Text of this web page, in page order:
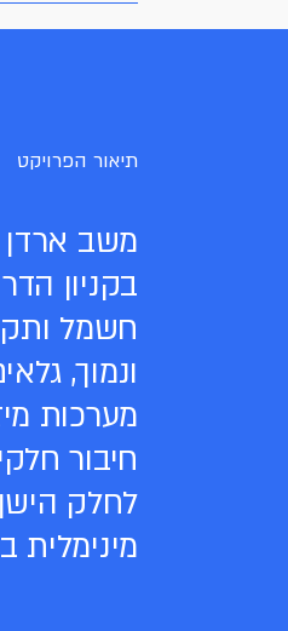
תיאור הפרויקט
משב ארדן
בקניון
חשמל
ונמוך,
מערכות
חיבור
לחלק
מינימלית